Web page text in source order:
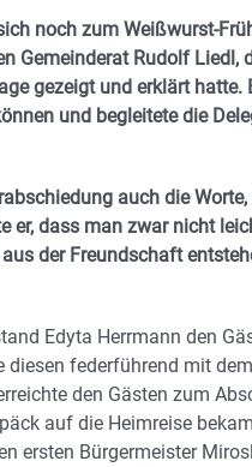
noch zum Weißwurst-
Gemeinderat Rudolf Liedl,
gezeigt und erklärt
und begleitete die
auch die
er, dass man zwar nicht
der Freundschaft
Edyta Herrmann den
federführend mit
den Gästen zum
auf die Heimreise
ersten Bürgermeister